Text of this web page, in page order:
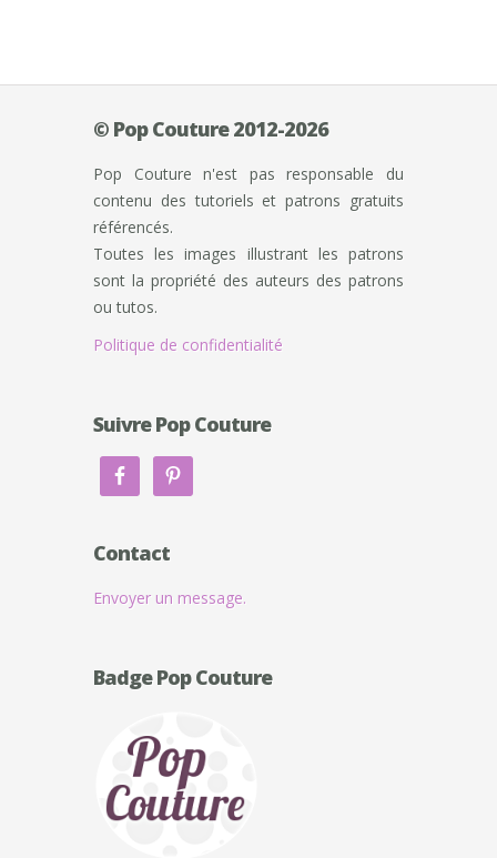
© Pop Couture 2012-2026
Pop Couture n'est pas responsable du
contenu des tutoriels et patrons gratuits
référencés.
Toutes les images illustrant les patrons
sont la propriété des auteurs des patrons
ou tutos.
Politique de confidentialité
Suivre Pop Couture
Contact
Envoyer un message.
Badge Pop Couture